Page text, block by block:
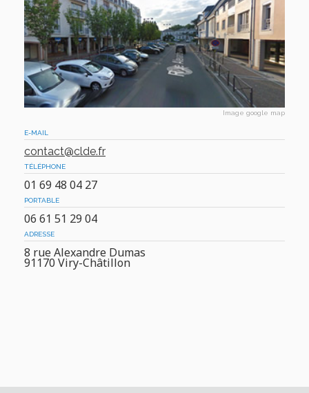
Image google map
E-MAIL
contact@clde.fr
TÉLÉPHONE
01 69 48 04 27
PORTABLE
06 61 51 29 04
ADRESSE
8 rue Alexandre Dumas
91170 Viry-Châtillon